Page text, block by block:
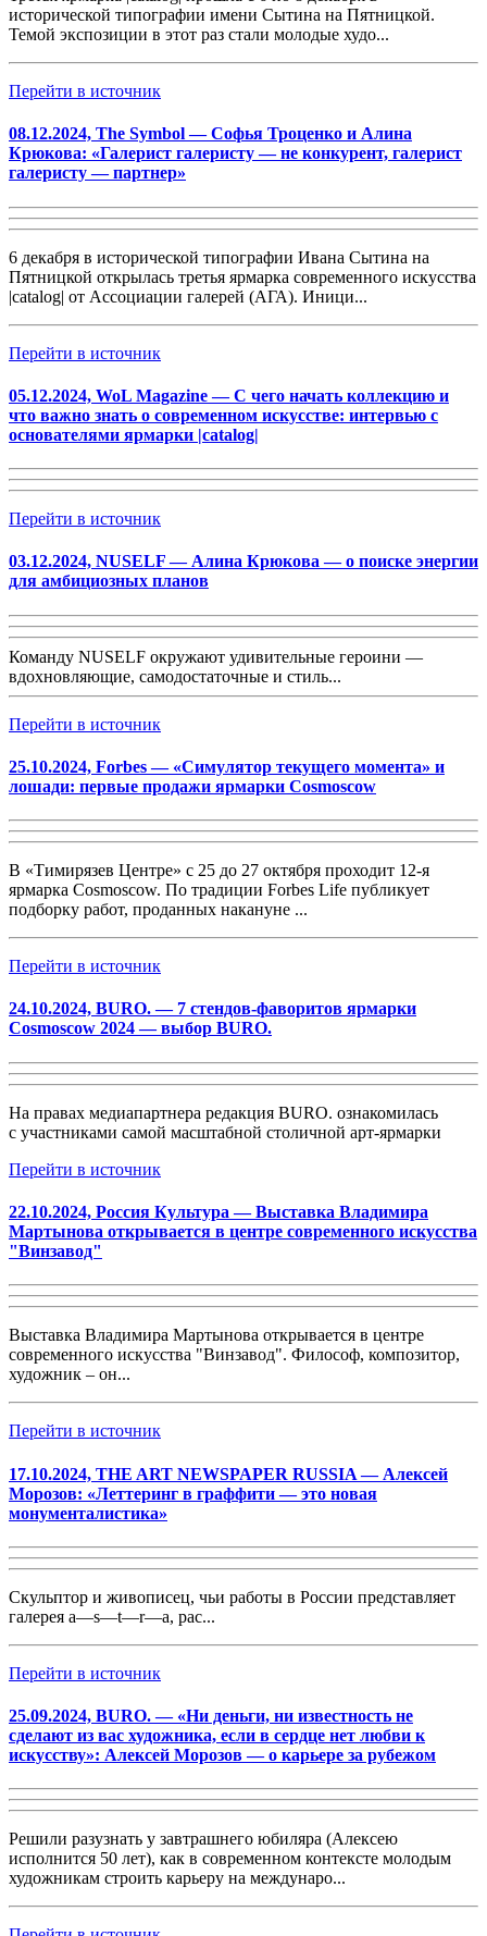
исторической типографии имени Сытина на Пятницкой.
Темой экспозиции в этот раз стали молодые худо...
Перейти в источник
08.12.2024, The Symbol — Софья Троценко и Алина
Крюкова: «Галерист галеристу — не конкурент, галерист
галеристу — партнер»
6 декабря в исторической типографии Ивана Сытина на
Пятницкой открылась третья ярмарка современного искусства
|catalog| от Ассоциации галерей (АГА). Иници...
Перейти в источник
05.12.2024, WoL Magazine — С чего начать коллекцию и
что важно знать о современном искусстве: интервью с
основателями ярмарки |catalog|
Перейти в источник
03.12.2024, NUSELF — Алина Крюкова — о поиске энергии
для амбициозных планов
Команду NUSELF окружают удивительные героини —
вдохновляющие, самодостаточные и стиль...
Перейти в источник
25.10.2024, Forbes — «Симулятор текущего момента» и
лошади: первые продажи ярмарки Cosmoscow
В «Тимирязев Центре» с 25 до 27 октября проходит 12-я
ярмарка Cosmoscow. По традиции Forbes Life публикует
подборку работ, проданных накануне ...
Перейти в источник
24.10.2024, BURO. — 7 стендов-фаворитов ярмарки
Cosmoscow 2024 — выбор BURO.
На правах медиапартнера редакция BURO. ознакомилась
с участниками самой масштабной столичной арт-ярмарки
Перейти в источник
22.10.2024, Россия Культура — Выставка Владимира
Мартынова открывается в центре современного искусства
"Винзавод"
Выставка Владимира Мартынова открывается в центре
современного искусства "Винзавод". Философ, композитор,
художник – он...
Перейти в источник
17.10.2024, THE ART NEWSPAPER RUSSIA — Алексей
Морозов: «Леттеринг в граффити — это новая
монументалистика»
Скульптор и живописец, чьи работы в России представляет
галерея a—s—t—r—a, рас...
Перейти в источник
25.09.2024, BURO. — «Ни деньги, ни известность не
сделают из вас художника, если в сердце нет любви к
искусству»: Алексей Морозов — о карьере за рубежом
Решили разузнать у завтрашнего юбиляра (Алексею
исполнится 50 лет), как в современном контексте молодым
художникам строить карьеру на междунаро...